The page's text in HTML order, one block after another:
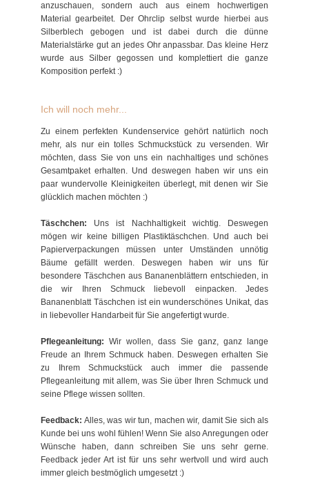
anzuschauen, sondern auch aus einem hochwertigen
Material gearbeitet. Der Ohrclip selbst wurde hierbei aus
Silberblech gebogen und ist dabei durch die dünne
Materialstärke gut an jedes Ohr anpassbar. Das kleine Herz
wurde aus Silber gegossen und komplettiert die ganze
Komposition perfekt :)
Ich will noch mehr...
Zu einem perfekten Kundenservice gehört natürlich noch
mehr, als nur ein tolles Schmuckstück zu versenden. Wir
möchten, dass Sie von uns ein nachhaltiges und schönes
Gesamtpaket erhalten. Und deswegen haben wir uns ein
paar wundervolle Kleinigkeiten überlegt, mit denen wir Sie
glücklich machen möchten :)
Täschchen: Uns ist Nachhaltigkeit wichtig. Deswegen
mögen wir keine billigen Plastiktäschchen. Und auch bei
Papierverpackungen müssen unter Umständen unnötig
Bäume gefällt werden. Deswegen haben wir uns für
besondere Täschchen aus Bananenblättern entschieden, in
die wir Ihren Schmuck liebevoll einpacken. Jedes
Bananenblatt Täschchen ist ein wunderschönes Unikat, das
in liebevoller Handarbeit für Sie angefertigt wurde.
Pflegeanleitung: Wir wollen, dass Sie ganz, ganz lange
Freude an Ihrem Schmuck haben. Deswegen erhalten Sie
zu Ihrem Schmuckstück auch immer die passende
Pflegeanleitung mit allem, was Sie über Ihren Schmuck und
seine Pflege wissen sollten.
Feedback: Alles, was wir tun, machen wir, damit Sie sich als
Kunde bei uns wohl fühlen! Wenn Sie also Anregungen oder
Wünsche haben, dann schreiben Sie uns sehr gerne.
Feedback jeder Art ist für uns sehr wertvoll und wird auch
immer gleich bestmöglich umgesetzt :)